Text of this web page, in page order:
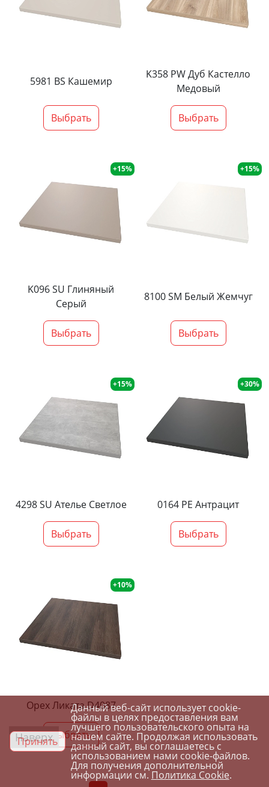
5981 BS Кашемир
Выбрать
K358 PW Дуб Кастелло
Медовый
Выбрать
+15%
K096 SU Глиняный
Серый
Выбрать
+15%
8100 SM Белый Жемчуг
Выбрать
+15%
4298 SU Ателье Светлое
Выбрать
+30%
0164 PE Антрацит
Выбрать
+10%
Орех Ликата D4087
Выбрать
Наверх
Принять
Данный веб-сайт использует cookie-
файлы в целях предоставления вам
лучшего пользовательского опыта на
нашем сайте. Продолжая использовать
данный сайт, вы соглашаетесь с
использованием нами cookie-файлов.
Для получения дополнительной
информации см.Политика Cookie.